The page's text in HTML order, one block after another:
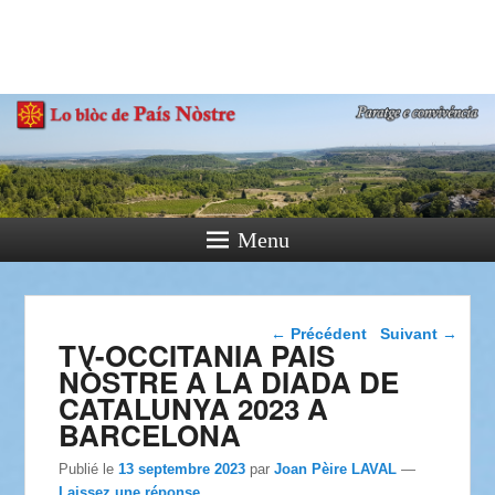
Paratge e Convivència
Menu
Navigation dans les
← Précédent Suivant →
TV-OCCITANIA PAIS
NÒSTRE A LA DIADA DE
CATALUNYA 2023 A
BARCELONA
Publié le13 septembre 2023 parJoan Pèire LAVAL —